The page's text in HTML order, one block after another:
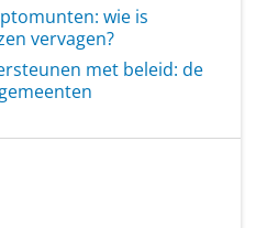
wie is
vervagen?
met beleid: de